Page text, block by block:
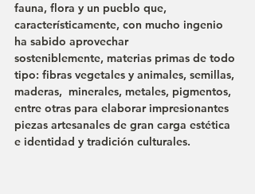
fauna, flora y un pueblo que,
característicamente, con mucho ingenio
ha sabido aprovechar
sosteniblemente, materias primas de todo
tipo: fibras vegetales y animales, semillas,
maderas,  minerales, metales, pigmentos,
entre otras para elaborar impresionantes
piezas artesanales de gran carga estética
e identidad y tradición culturales.